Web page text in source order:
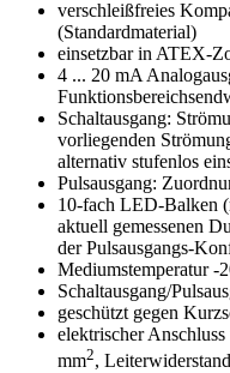
verschleißfreies
(Standardmaterial)
einsetzbar in ATEX-
4 ... 20 mA
Schaltausgang:
vorliegenden
alternativ stufenlos
Pulsausgang:
10-fach LED-Balken
aktuell gemessenen
der Pulsausgangs-
Mediumstemperatur -
Schaltausgang/
geschützt gegen
elektrischer
mm2,